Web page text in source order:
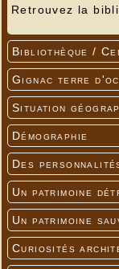
Retrouvez la
Bibliothèque /
Gignac terre d'oc
Situation
Démographie
Des
Un patrimoine
Un patrimoine
Curiosités